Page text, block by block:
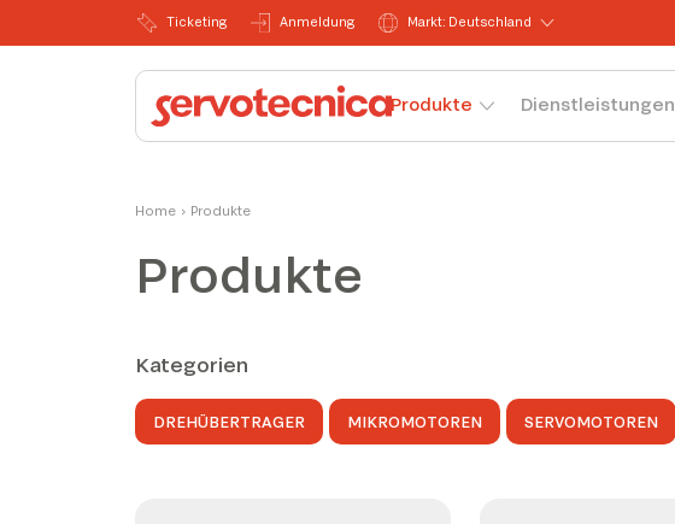
Ticketing Anmeldung Markt: Deutschland
Produkte Dienstleistungen
Home › Produkte
Produkte
Kategorien
DREHÜBERTRAGER MIKROMOTOREN SERVOMOTOREN